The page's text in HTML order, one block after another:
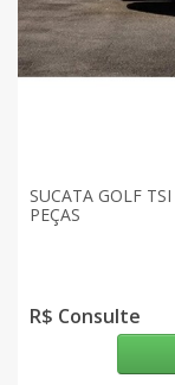
SUCATA GOLF
PEÇAS
R$ Consulte